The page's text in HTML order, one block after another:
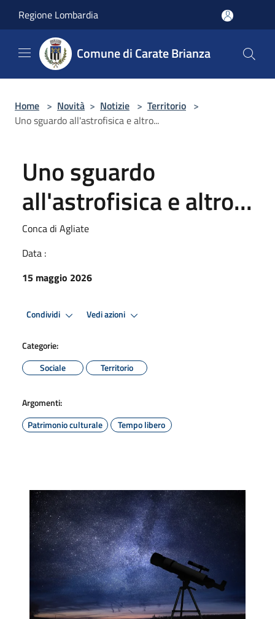
Regione Lombardia
Comune di Carate Brianza
Home > Novità > Notizie > Territorio >
Uno sguardo all'astrofisica e altro...
Uno sguardo
all'astrofisica e altro...
Conca di Agliate
Data :
15 maggio 2026
Condividi Vedi azioni
Categorie:
Sociale
Territorio
Argomenti:
Patrimonio culturale
Tempo libero